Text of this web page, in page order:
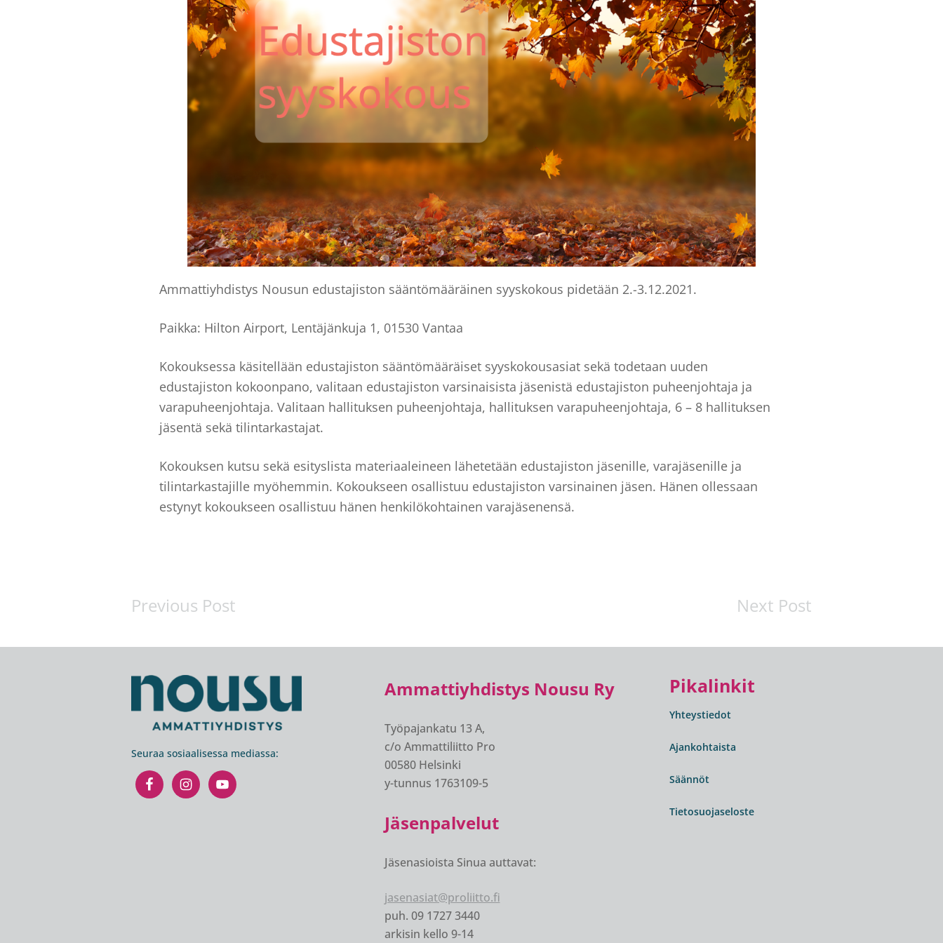
Ammattiyhdistys Nousun edustajiston sääntömääräinen syyskokous pidetään 2.-3.12.2021.
Paikka: Hilton Airport, Lentäjänkuja 1, 01530 Vantaa
Kokouksessa käsitellään edustajiston sääntömääräiset syyskokousasiat sekä todetaan uuden
edustajiston kokoonpano, valitaan edustajiston varsinaisista jäsenistä edustajiston puheenjohtaja ja
varapuheenjohtaja. Valitaan hallituksen puheenjohtaja, hallituksen varapuheenjohtaja, 6 – 8 hallituksen
jäsentä sekä tilintarkastajat.
Kokouksen kutsu sekä esityslista materiaaleineen lähetetään edustajiston jäsenille, varajäsenille ja
tilintarkastajille myöhemmin. Kokoukseen osallistuu edustajiston varsinainen jäsen. Hänen ollessaan
estynyt kokoukseen osallistuu hänen henkilökohtainen varajäsenensä.
Previous Post Next Post
Seuraa sosiaalisessa mediassa:
Ammattiyhdistys Nousu Ry
Työpajankatu 13 A,
c/o Ammattiliitto Pro
00580 Helsinki
y-tunnus 1763109-5
Jäsenpalvelut
Jäsenasioista Sinua auttavat:
jasenasiat@proliitto.fi
puh. 09 1727 3440
arkisin kello 9-14
Pikalinkit
Yhteystiedot
Ajankohtaista
Säännöt
Tietosuojaseloste